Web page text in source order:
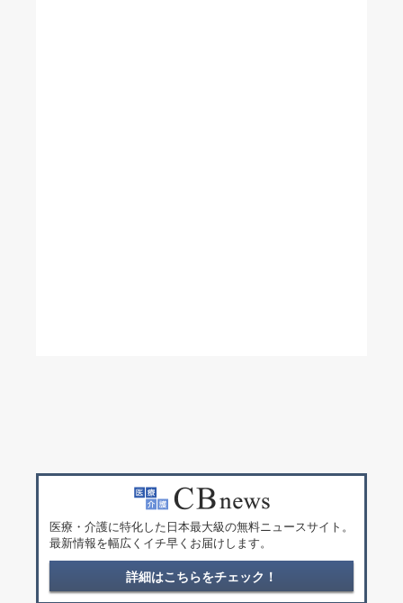
医療・介護に特化した日本最大級の無料ニュースサイト。
最新情報を幅広くイチ早くお届けします。
詳細はこちらをチェック！